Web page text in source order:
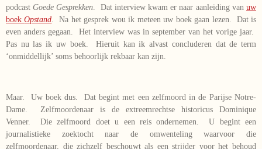
podcastGoede Gesprekken . Dat interview kwam er naar aanleiding vanuw
boekOpstand . Na het gesprek wou ik meteen uw boek gaan lezen. Dat is
even anders gegaan. Het interview was in september van het vorige jaar.
Pas nu las ik uw boek. Hieruit kan ik alvast concluderen dat de term
‘onmiddellijk’ soms behoorlijk rekbaar kan zijn.
Maar. Uw boek dus. Dat begint met een zelfmoord in de Parijse Notre-
Dame. Zelfmoordenaar is de extreemrechtse historicus Dominique
Venner. Die zelfmoord doet u een reis ondernemen. U begint een
journalistieke zoektocht naar de omwenteling waarvoor die
zelfmoordenaar, die zichzelf beschouwt als een strijder voor het behoud